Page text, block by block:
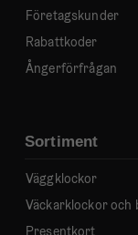
Företagskunder
Rabattkoder
Ångerförfrågan
Sortiment
Väggklockor
Väckarklockor och
Presentkort